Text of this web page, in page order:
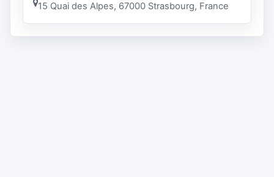
15 Quai des Alpes, 67000 Strasbourg, France